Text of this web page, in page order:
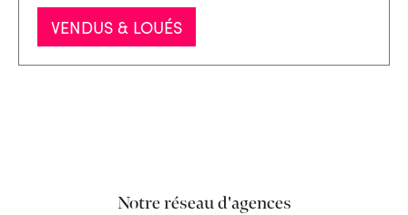
VENDUS & LOUÉS
Notre réseau d'agences